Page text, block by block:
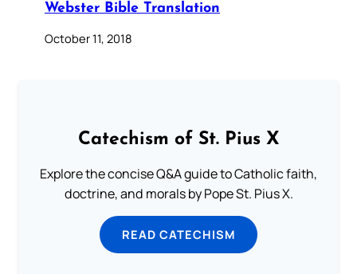
Webster Bible Translation
October 11, 2018
Catechism of St. Pius X
Explore the concise Q&A guide to Catholic faith,
doctrine, and morals by Pope St. Pius X.
READ CATECHISM